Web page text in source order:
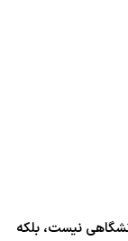
نیست، بلکه